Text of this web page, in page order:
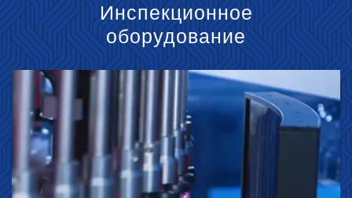
Инспекционное
оборудование